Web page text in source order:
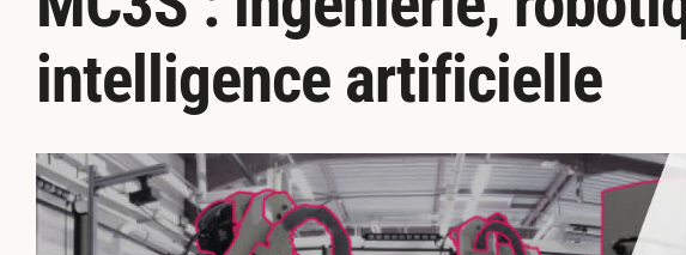
intelligence artificielle